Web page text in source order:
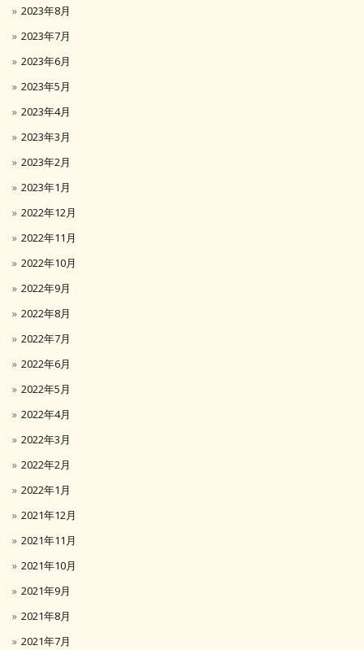
2023年8月
2023年7月
2023年6月
2023年5月
2023年4月
2023年3月
2023年2月
2023年1月
2022年12月
2022年11月
2022年10月
2022年9月
2022年8月
2022年7月
2022年6月
2022年5月
2022年4月
2022年3月
2022年2月
2022年1月
2021年12月
2021年11月
2021年10月
2021年9月
2021年8月
2021年7月